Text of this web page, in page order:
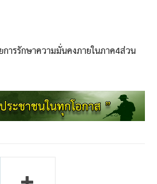
ารรักษาความมั่นคงภายในภาค4ส่วน